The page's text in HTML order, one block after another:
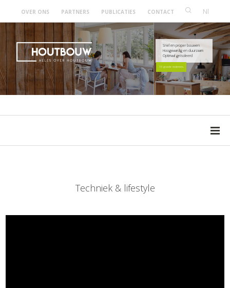
OVER ONS PARTNERS PUBLICATIES CONTACT Nl
Snel en proper bouwen
Hoogwaardig en duurzaam
Optimaal geïsoleerd
10 goede redenen
Techniek & lifestyle